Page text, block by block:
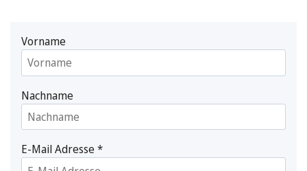
Vorname
Nachname
E-Mail Adresse*